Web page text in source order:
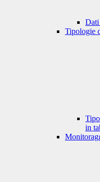
Dati
Tipologie
in